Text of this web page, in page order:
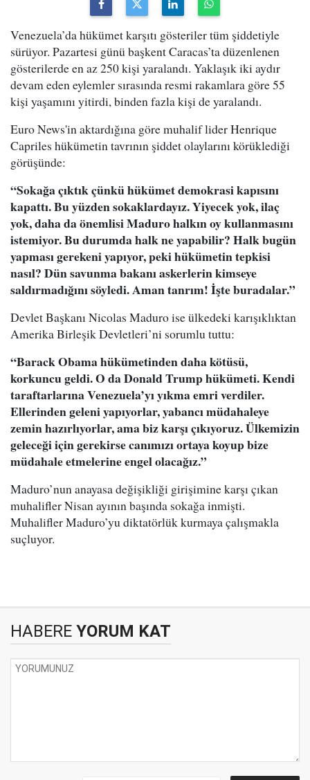
Venezuela’da hükümet karşıtı gösteriler tüm şiddetiyle
sürüyor. Pazartesi günü başkent Caracas’ta düzenlenen
gösterilerde en az 250 kişi yaralandı. Yaklaşık iki aydır
devam eden eylemler sırasında resmi rakamlara göre 55
kişi yaşamını yitirdi, binden fazla kişi de yaralandı.
Euro News'in aktardığına göre muhalif lider Henrique
Capriles hükümetin tavrının şiddet olaylarını körüklediği
görüşünde:
“Sokağa çıktık çünkü hükümet demokrasi kapısını
kapattı. Bu yüzden sokaklardayız. Yiyecek yok, ilaç
yok, daha da önemlisi Maduro halkın oy kullanmasını
istemiyor. Bu durumda halk ne yapabilir? Halk bugün
yapması gerekeni yapıyor, peki hükümetin tepkisi
nasıl? Dün savunma bakanı askerlerin kimseye
saldırmadığını söyledi. Aman tanrım! İşte buradalar.”
Devlet Başkanı Nicolas Maduro ise ülkedeki karışıklıktan
Amerika Birleşik Devletleri’ni sorumlu tuttu:
“Barack Obama hükümetinden daha kötüsü,
korkuncu geldi. O da Donald Trump hükümeti. Kendi
taraftarlarına Venezuela’yı yıkma emri verdiler.
Ellerinden geleni yapıyorlar, yabancı müdahaleye
zemin hazırlıyorlar, ama biz karşı çıkıyoruz. Ülkemizin
geleceği için gerekirse canımızı ortaya koyup bize
müdahale etmelerine engel olacağız.”
Maduro’nun anayasa değişikliği girişimine karşı çıkan
muhalifler Nisan ayının başında sokağa inmişti.
Muhalifler Maduro’yu diktatörlük kurmaya çalışmakla
suçluyor.
HABERE YORUM KAT